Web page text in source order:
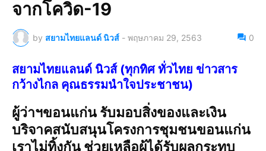
จากโควิด-19
by สยามไทยแลนด์ นิวส์ - พฤษภาคม 29, 2563 0
สยามไทยแลนด์ นิวส์ (ทุกทิศ ทั่วไทย ข่าวสาร
กว้างไกล คุณธรรมนำใจประชาชน)
ผู้ว่าฯขอนแก่น รับมอบสิ่งของและเงิน
บริจาคสนับสนุนโครงการชุมชนขอนแก่น
เราไม่ทิ้งกัน ช่วยเหลือผู้ได้รับผลกระทบ